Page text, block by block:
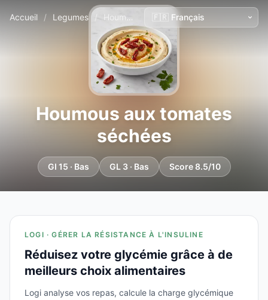
Accueil / Legumes / Houmous aux tomates séchées
Houmous aux tomates
séchées
GI 15 · Bas GL 3 · Bas Score 8.5/10
LOGI · GÉRER LA RÉSISTANCE À L'INSULINE
Réduisez votre glycémie grâce à de
meilleurs choix alimentaires
Logi analyse vos repas, calcule la charge glycémique